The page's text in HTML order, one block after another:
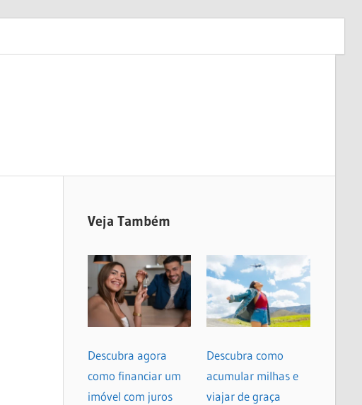
Veja Também
Descubra agora
como financiar um
imóvel com juros
Descubra como
acumular milhas e
viajar de graça